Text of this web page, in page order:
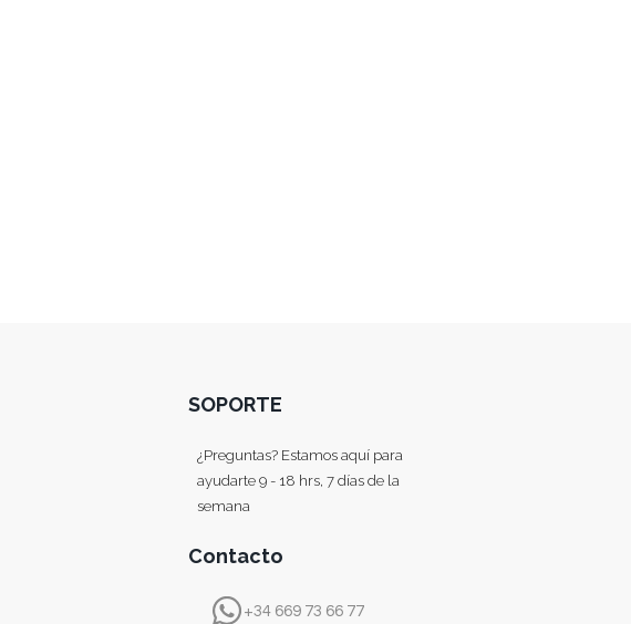
SOPORTE
¿Preguntas? Estamos aquí para
ayudarte 9 - 18 hrs, 7 días de la
semana
Contacto
+34 669 73 66 77